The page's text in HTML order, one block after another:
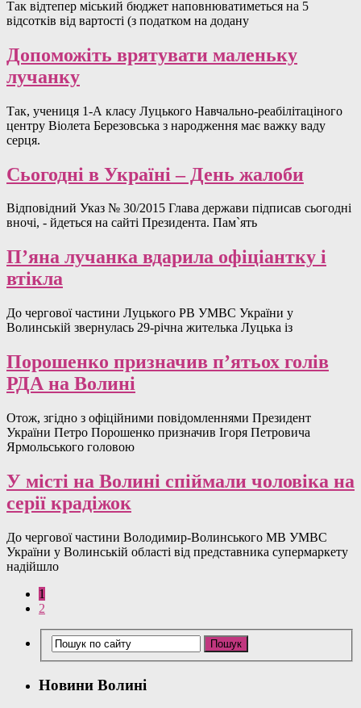
Так відтепер міський бюджет наповнюватиметься на 5
відсотків від вартості (з податком на додану
Допоможіть врятувати маленьку
лучанку
Так, учениця 1-А класу Луцького Навчально-реабілітаціного
центру Віолета Березовська з народження має важку ваду
серця.
Сьогодні в Україні – День жалоби
Відповідний Указ № 30/2015 Глава держави підписав сьогодні
вночі, - йдеться на сайті Президента. Пам`ять
П’яна лучанка вдарила офіціантку і
втікла
До чергової частини Луцького РВ УМВС України у
Волинській звернулась 29-річна жителька Луцька із
Порошенко призначив п’ятьох голів
РДА на Волині
Отож, згідно з офіційними повідомленнями Президент
України Петро Порошенко призначив Ігоря Петровича
Ярмольського головою
У місті на Волині спіймали чоловіка на
серії крадіжок
До чергової частини Володимир-Волинського МВ УМВС
України у Волинській області від представника супермаркету
надійшло
1
2
Новини Волині